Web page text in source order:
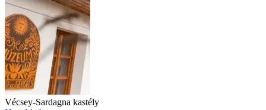
Vécsey-Sardagna kastély